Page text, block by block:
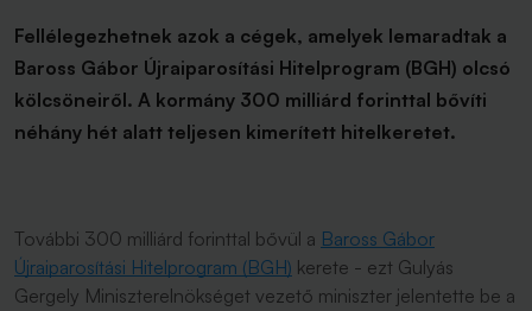
Fellélegezhetnek azok a cégek, amelyek lemaradtak a
Baross Gábor Újraiparosítási Hitelprogram (BGH) olcsó
kölcsöneiről. A kormány 300 milliárd forinttal bővíti
néhány hét alatt teljesen kimerített hitelkeretet.
További 300 milliárd forinttal bővül a Baross Gábor
Újraiparosítási Hitelprogram (BGH) kerete - ezt Gulyás
Gergely Miniszterelnökséget vezető miniszter jelentette be a